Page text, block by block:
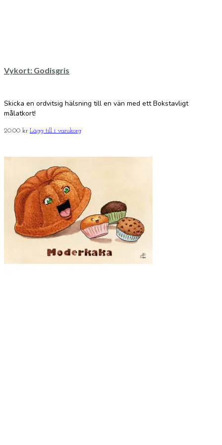
Vykort: Godisgris
Skicka en ordvitsig hälsning till en vän med ett Bokstavligt
målatkort!
20.00 kr Lägg till i varukorg